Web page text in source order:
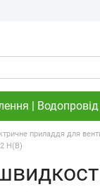
| Водопровід
приладдя для
Н(В)